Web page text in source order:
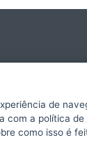
DO
de Estado da
de
com a política
como isso é